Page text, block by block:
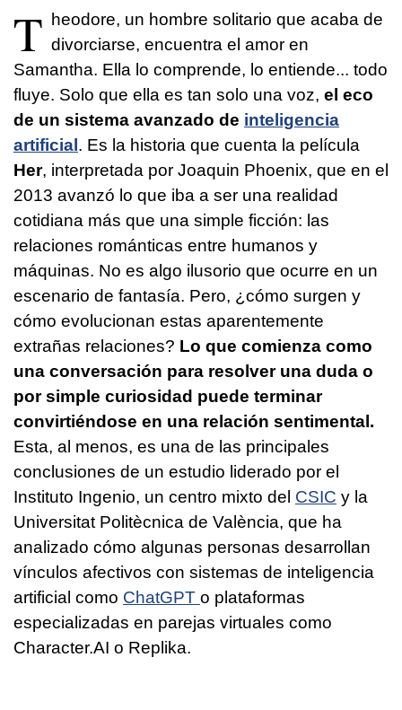
T
heodore, un hombre solitario que acaba de
divorciarse, encuentra el amor en
Samantha. Ella lo comprende, lo entiende... todo
fluye. Solo que ella es tan solo una voz, el eco
de un sistema avanzado de inteligencia
artificial . Es la historia que cuenta la película
Her, interpretada por Joaquin Phoenix, que en el
2013 avanzó lo que iba a ser una realidad
cotidiana más que una simple ficción: las
relaciones románticas entre humanos y
máquinas. No es algo ilusorio que ocurre en un
escenario de fantasía. Pero, ¿cómo surgen y
cómo evolucionan estas aparentemente
extrañas relaciones? Lo que comienza como
una conversación para resolver una duda o
por simple curiosidad puede terminar
convirtiéndose en una relación sentimental.
Esta, al menos, es una de las principales
conclusiones de un estudio liderado por el
Instituto Ingenio, un centro mixto del CSIC y la
Universitat Politècnica de València, que ha
analizado cómo algunas personas desarrollan
vínculos afectivos con sistemas de inteligencia
artificial como ChatGPT o plataformas
especializadas en parejas virtuales como
Character.AI o Replika.